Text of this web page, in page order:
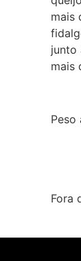
mais
junto
mais
Peso
Fora